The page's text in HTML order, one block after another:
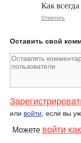
Как
Ответить
Оставить свой
или войти , если вы
Можете войти как